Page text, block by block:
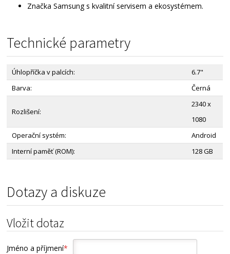
Značka Samsung s kvalitní servisem a ekosystémem.
Technické parametry
Úhlopříčka v palcích:
6.7"
Barva:
Černá
Rozlišení:
2340 x
1080
Operační systém:
Android
Interní paměť (ROM):
128 GB
Dotazy a diskuze
Vložit dotaz
Jméno a příjmení*